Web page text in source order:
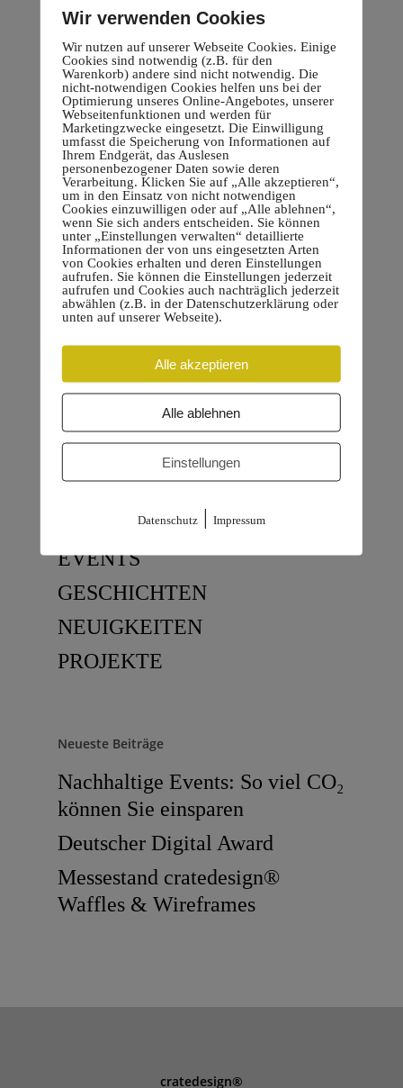
Wenn Adobe etwas Neues auf
den Markt bringt, ist die ganze
Design-Welt in Aufruhr – und so
war es auch mit Adobe XD,
einem bahnbrechenden Tool, das
die Designbranche
revolutioniert. Aber Adobe
wollte mehr...
Read More
KATEGORIEN
ALLGEMEIN
EVENTS
GESCHICHTEN
NEUIGKEITEN
PROJEKTE
Neueste Beiträge
Nachhaltige Events: So viel CO₂
können Sie einsparen
Deutscher Digital Award
Messestand cratedesign®
Waffles & Wireframes
cratedesign®
Wir verwenden Cookies
Wir nutzen auf unserer Webseite Cookies. Einige
Cookies sind notwendig (z.B. für den
Warenkorb) andere sind nicht notwendig. Die
nicht-notwendigen Cookies helfen uns bei der
Optimierung unseres Online-Angebotes, unserer
Webseitenfunktionen und werden für
Marketingzwecke eingesetzt. Die Einwilligung
umfasst die Speicherung von Informationen auf
Ihrem Endgerät, das Auslesen
personenbezogener Daten sowie deren
Verarbeitung. Klicken Sie auf „Alle akzeptieren“,
um in den Einsatz von nicht notwendigen
Cookies einzuwilligen oder auf „Alle ablehnen“,
wenn Sie sich anders entscheiden. Sie können
unter „Einstellungen verwalten“ detaillierte
Informationen der von uns eingesetzten Arten
von Cookies erhalten und deren Einstellungen
aufrufen. Sie können die Einstellungen jederzeit
aufrufen und Cookies auch nachträglich jederzeit
abwählen (z.B. in der Datenschutzerklärung oder
unten auf unserer Webseite).
Alle akzeptieren
Alle ablehnen
Einstellungen
Datenschutz| Impressum